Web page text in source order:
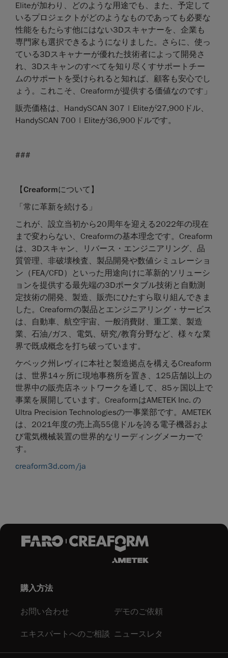
Eliteが加わり、どのような用途でも、また、予定して
いるプロジェクトがどのようなものであっても必要な
性能をもたらす他にはない3Dスキャナーを、企業も
専門家も選択できるようになりました。さらに、使っ
ている3Dスキャナーが優れた技術者によって開発さ
れ、3Dスキャンのすべてを知り尽くすサポートチー
ムのサポートを受けられると知れば、顧客も安心でし
ょう。これこそ、Creaformが提供する価値なのです」
販売価格は、HandySCAN 307 | Eliteが27,900ドル、
HandySCAN 700 | Eliteが36,900ドルです。
###
【Creaformについて】
「常に革新を続ける」
これが、設立当初から20周年を迎える2022年の現在
まで変わらない、Creaformの基本理念です。Creaform
は、3Dスキャン、リバース・エンジニアリング、品
質管理、非破壊検査、製品開発や数値シミュレーショ
ン（FEA/CFD）といった用途向けに革新的ソリューシ
ョンを提供する最先端の3Dポータブル技術と自動測
定技術の開発、製造、販売にひたすら取り組んできま
した。Creaformの製品とエンジニアリング・サービス
は、自動車、航空宇宙、一般消費財、重工業、製造
業、石油/ガス、電気、研究/教育分野など、様々な業
界で既成概念を打ち破っています。
ケベック州レヴィに本社と製造拠点を構えるCreaform
は、世界14ヶ所に現地事務所を置き、125店舗以上の
世界中の販売店ネットワークを通して、85ヶ国以上で
事業を展開しています。CreaformはAMETEK Inc. の
Ultra Precision Technologiesの一事業部です。AMETEK
は、2021年度の売上高55億ドルを誇る電子機器およ
び電気機械装置の世界的なリーディングメーカーで
す。
creaform3d.com/ja
購入方法
お問い合わせ デモのご依頼
エキスパートへのご相談 ニュースレタ